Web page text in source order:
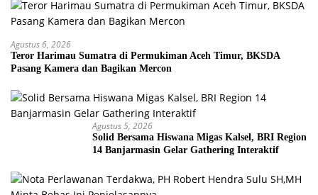
Agustus 6, 2026
Teror Harimau Sumatra di Permukiman Aceh Timur, BKSDA
Pasang Kamera dan Bagikan Mercon
Agustus 5, 2026
Solid Bersama Hiswana Migas Kalsel, BRI Region
14 Banjarmasin Gelar Gathering Interaktif